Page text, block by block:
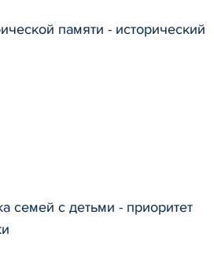
памяти - исторический
семей с детьми - приоритет